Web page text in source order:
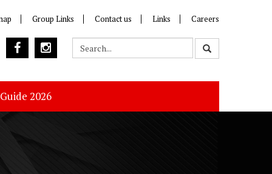
Group Links Contact us Links Careers
2026